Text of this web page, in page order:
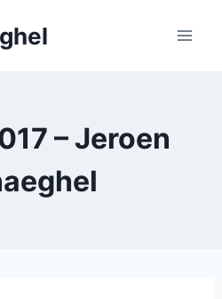
– Jeroen